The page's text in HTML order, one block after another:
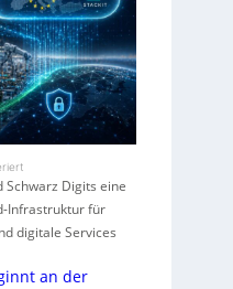
Schwarz Digits eine
Infrastruktur für
digitale Services
an der